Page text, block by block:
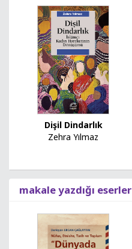
Dişil Dindarlık
Zehra Yılmaz
makale yazdığı eserler